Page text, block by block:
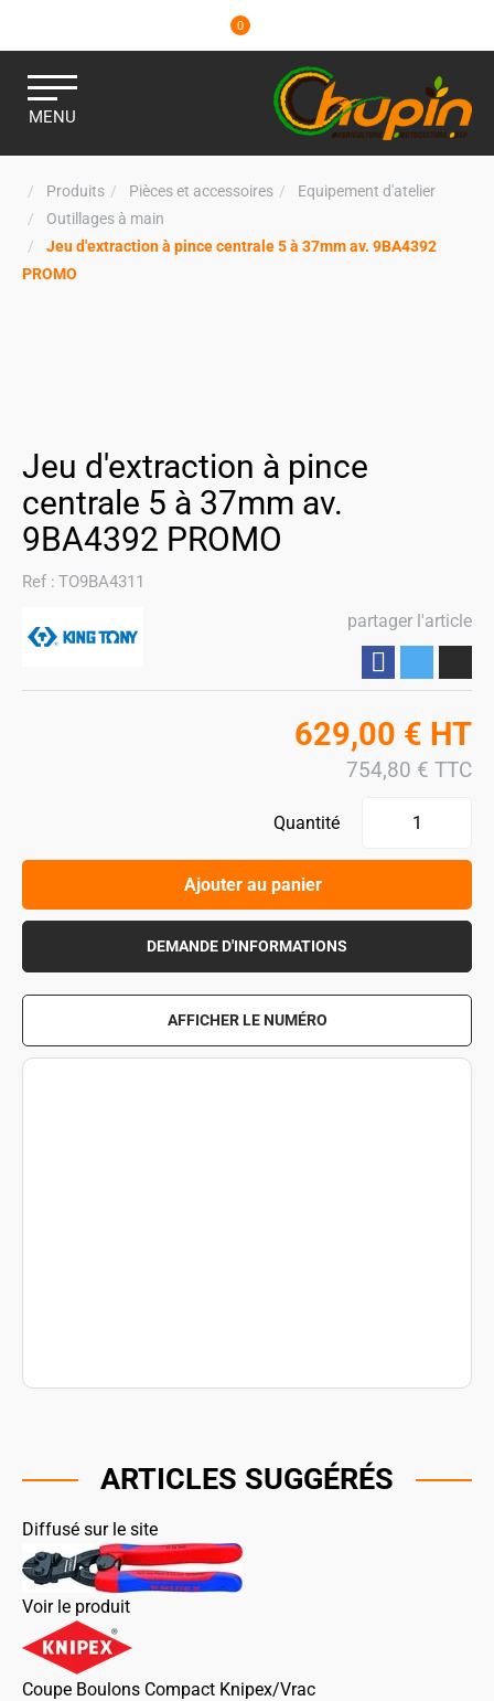
0
MENU
Produits Pièces et accessoires
Equipement d'atelier
Outillages à main
Jeu d'extraction à pince centrale 5 à 37mm av. 9BA4392
PROMO
Jeu d'extraction à pince
centrale 5 à 37mm av.
9BA4392 PROMO
Ref : TO9BA4311
partager l'article
629,00 € HT
754,80 € TTC
Quantité
Ajouter au panier
DEMANDE D'INFORMATIONS
AFFICHER LE NUMÉRO
ARTICLES SUGGÉRÉS
Diffusé sur le site
Voir le produit
Coupe Boulons Compact Knipex/Vrac